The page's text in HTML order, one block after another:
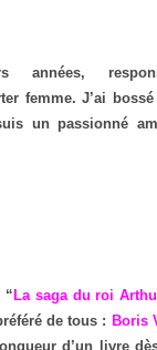
femme. J’ai
un passionné
“La saga du roi
de tous : Boris
d’un livre